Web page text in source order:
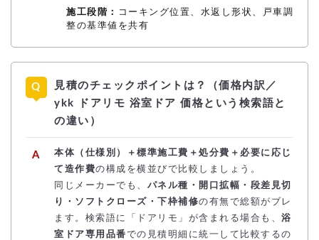
施工段階：
コーキング位置、水返し形状、戸車調
整の基準値を共有
見積のチェックポイントは？（価格内訳／
ykk ドアリモ 浴室ドア 価格という検索語と
の違い）
本体（仕様別）＋標準施工費＋処分費＋必要に応じ
て造作費の構成を横並びで比較しましょう。
同じメーカーでも、 パネル種・開口拡幅・段差見切
り・ソフトクローズ・下枠補修の有無で総額がブレ
ます。検索語に「ドアリモ」が含まれる場合も、 浴
室ドア専用品番での見積明細に統一して比較するの